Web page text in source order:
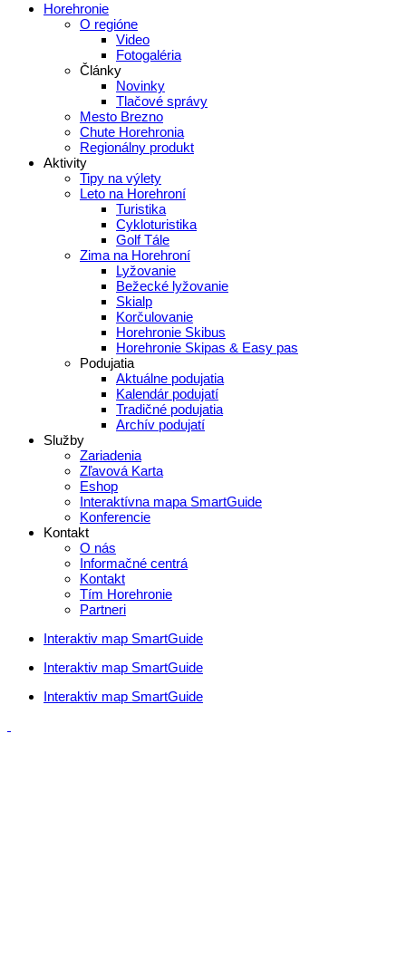
Horehronie
O regióne
Video
Fotogaléria
Články
Novinky
Tlačové správy
Mesto Brezno
Chute Horehronia
Regionálny produkt
Aktivity
Tipy na výlety
Leto na Horehroní
Turistika
Cykloturistika
Golf Tále
Zima na Horehroní
Lyžovanie
Bežecké lyžovanie
Skialp
Korčulovanie
Horehronie Skibus
Horehronie Skipas & Easy pas
Podujatia
Aktuálne podujatia
Kalendár podujatí
Tradičné podujatia
Archív podujatí
Služby
Zariadenia
Zľavová Karta
Eshop
Interaktívna mapa SmartGuide
Konferencie
Kontakt
O nás
Informačné centrá
Kontakt
Tím Horehronie
Partneri
Interaktiv map SmartGuide
Interaktiv map SmartGuide
Interaktiv map SmartGuide